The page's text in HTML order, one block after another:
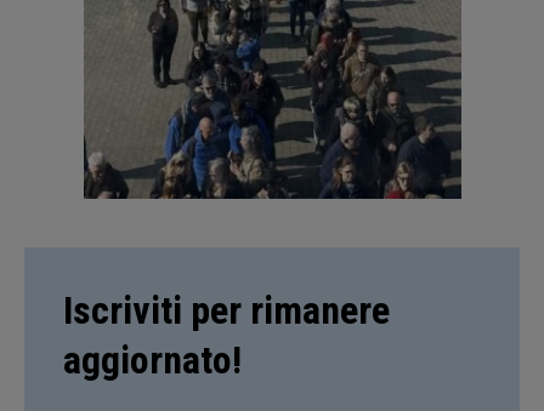
Iscriviti per rimanere
aggiornato!